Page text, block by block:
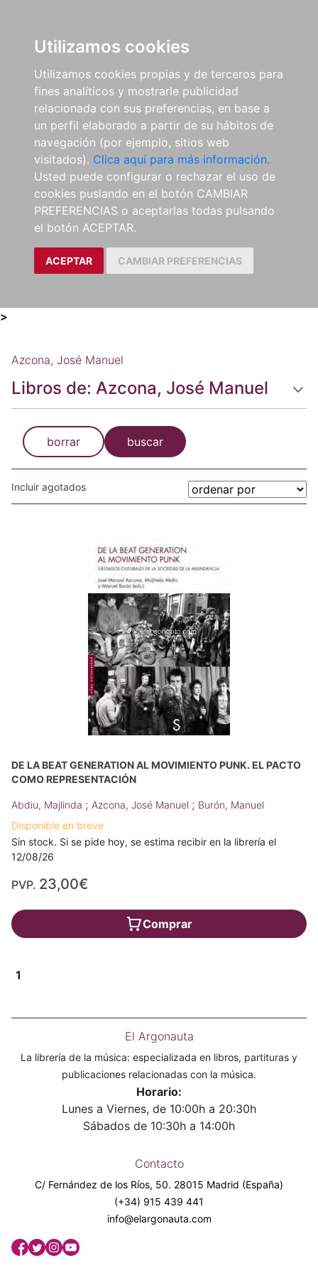
Utilizamos cookies
Utilizamos cookies propias y de terceros para
fines analíticos y mostrarle publicidad
relacionada con sus preferencias, en base a
un perfil elaborado a partir de su hábitos de
navegación (por ejemplo, sitios web
visitados). Clica aquí para más información.
Usted puede configurar o rechazar el uso de
cookies puslando en el botón CAMBIAR
PREFERENCIAS o aceptarlas todas pulsando
el botón ACEPTAR.
ACEPTAR CAMBIAR PREFERENCIAS
>
Azcona, José Manuel
Libros de: Azcona, José Manuel
borrar buscar
Incluir agotados
DE LA BEAT GENERATION AL MOVIMIENTO PUNK. EL PACTO
COMO REPRESENTACIÓN
Abdiu, Majlinda ; Azcona, José Manuel ; Burón, Manuel
Disponible en breve
Sin stock. Si se pide hoy, se estima recibir en la librería el
12/08/26
PVP. 23,00€
Comprar
1
El Argonauta
La librería de la música: especializada en libros, partituras y
publicaciones relacionadas con la música.
Horario:
Lunes a Viernes, de 10:00h a 20:30h
Sábados de 10:30h a 14:00h
Contacto
C/ Fernández de los Ríos, 50. 28015 Madrid (España)
(+34) 915 439 441
info@elargonauta.com